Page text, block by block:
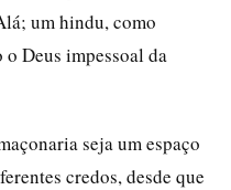
um hindu, como
Deus impessoal da
seja um espaço
credos, desde que